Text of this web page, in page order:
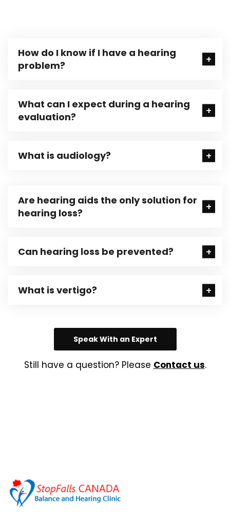
How do I know if I have a hearing
problem?
What can I expect during a hearing
evaluation?
What is audiology?
Are hearing aids the only solution for
hearing loss?
Can hearing loss be prevented?
What is vertigo?
Speak With an Expert
Still have a question? Please Contact us.